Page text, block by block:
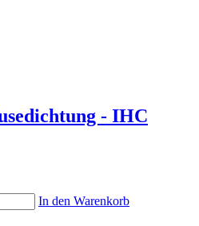
- IHC
In den Warenkorb